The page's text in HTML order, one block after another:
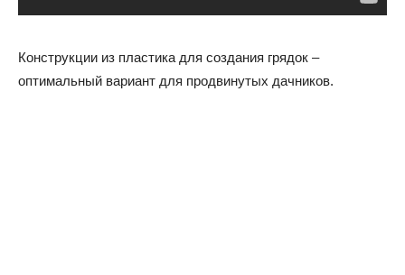
Конструкции из пластика для создания грядок –
оптимальный вариант для продвинутых дачников.